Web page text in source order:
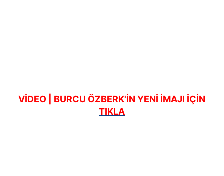
VİDEO | BURCU ÖZBERK'İN YENİ İMAJI İÇİN
TIKLA